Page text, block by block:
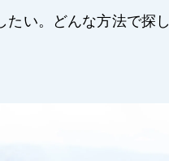
たい。どんな方法で探